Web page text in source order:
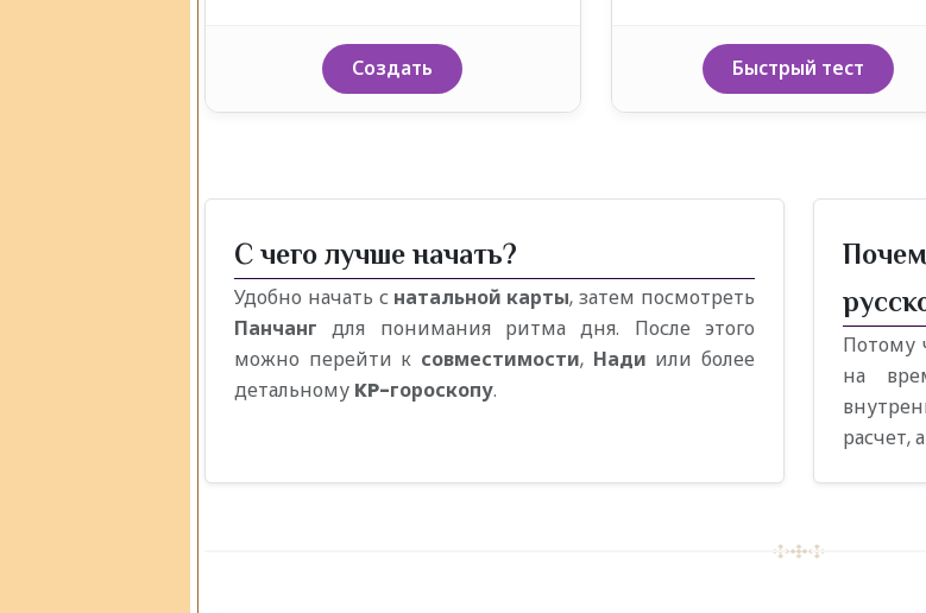
Создать Быстрый тест
С чего лучше начать?
Удобно начать с натальной карты, затем посмотреть
Панчанг для понимания ритма дня. После этого
можно перейти к совместимости, Нади или более
детальному KP-гороскопу.
Потому
на
расчет,